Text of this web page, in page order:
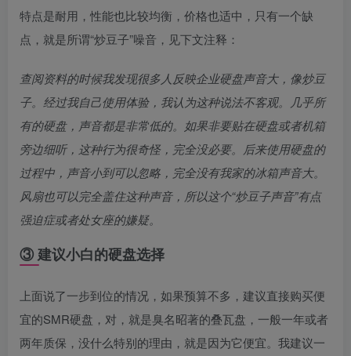
特点是耐用，性能也比较均衡，价格也适中，只有一个缺
点，就是所谓“炒豆子”噪音，见下文注释：
查阅资料的时候我发现很多人反映企业硬盘声音大，像炒豆
子。经过我自己使用体验，我认为这种说法不客观。几乎所
有的硬盘，声音都是非常低的。如果非要贴在硬盘或者机箱
旁边细听，这种行为很奇怪，完全没必要。后来使用硬盘的
过程中，声音小到可以忽略，完全没有我家的冰箱声音大。
风扇也可以完全盖住这种声音，所以这个“炒豆子声音”有点
强迫症或者处女座的嫌疑。
③ 建议小白的硬盘选择
上面说了一步到位的情况，如果预算不多，建议直接购买便
宜的SMR硬盘，对，就是臭名昭著的叠瓦盘，一般一年或者
两年质保，没什么特别的理由，就是因为它便宜。我建议一